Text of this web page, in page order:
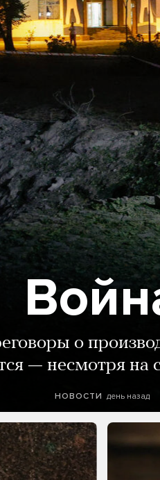
о
— несмотря на
НОВОСТИ день назад